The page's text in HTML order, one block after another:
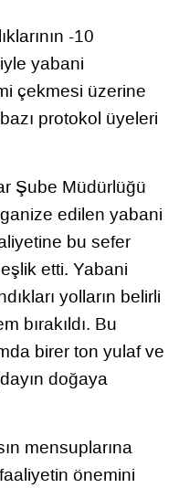
-10
yabani
çekmesi üzerine
protokol üyeleri
Şube Müdürlüğü
edilen yabani
bu sefer
etti. Yabani
yolların belirli
bırakıldı. Bu
birer ton yulaf ve
doğaya
mensuplarına
önemini